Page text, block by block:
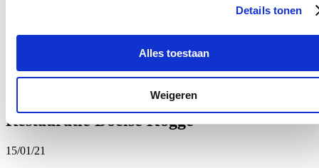
Details tonen
Alles toestaan
Weigeren
Aalter zijn bijzonder belangrijk voor de bewoners van omliggende
(CD&V) die Vlaams minister van Mobiliteit en Openbare werken
Lydia Peeters (Open Vld) hierover ondervroeg.
Lees meer
Mobiliteit
Restauratie Doelse Kogge
15/01/21